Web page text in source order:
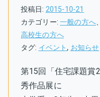
投稿日: 2015-10-21
カテゴリー:一般の方へ
高校生の方へ
タグ: イベント, お知らせ
第15回「住宅課題賞
秀作品展に